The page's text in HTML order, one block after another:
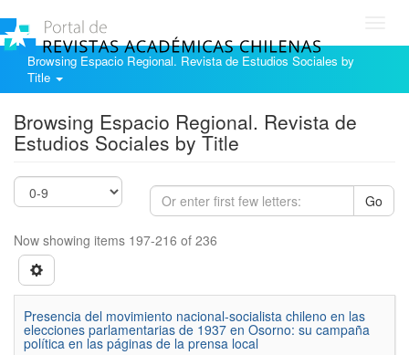
Browsing Espacio Regional. Revista de Estudios Sociales by
Title
Browsing Espacio Regional. Revista de
Estudios Sociales by Title
Go
Now showing items 197-216 of 236
Presencia del movimiento nacional-socialista chileno en las
elecciones parlamentarias de 1937 en Osorno: su campaña
política en las páginas de la prensa local